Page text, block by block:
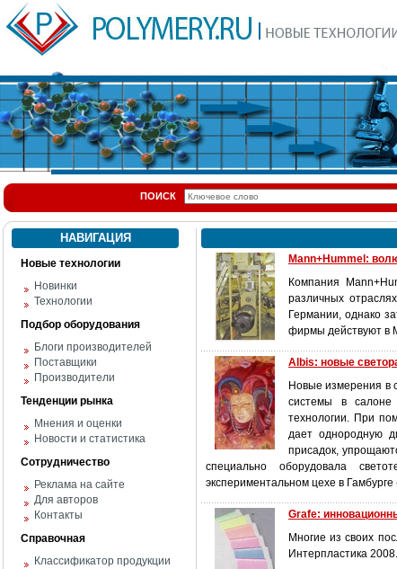
ПОИСК
НАВИГАЦИЯ
Новые технологии
Новинки
Технологии
Подбор оборудования
Блоги производителей
Поставщики
Производители
Тенденции рынка
Мнения и оценки
Новости и статистика
Сотрудничество
Реклама на сайте
Для авторов
Контакты
Справочная
Классификатор продукции
Mann+Hummel:
Компания
различных
Германии, однако
фирмы действуют в
Albis: новые
Новые измерения в
системы в салоне
технологии. При
дает однородную
присадок,
специально оборудовала
экспериментальном цехе в
Grafe:
Многие из своих
Интерпластика 2008.